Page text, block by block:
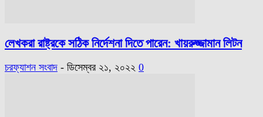
লেখকরা রাষ্ট্রকে সঠিক নির্দেশনা দিতে পারেন: খায়রুজ্জামান লিটন
চরফ্যাশন সংবাদ - ডিসেম্বর ২১, ২০২২ 0